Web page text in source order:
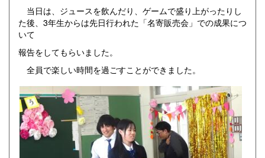
当日は、ジュースを飲んだり、ゲームで盛り上がったりし
た後、3年生からは先日行われた「名寄販売会」での成果につ
いて
報告をしてもらいました。
全員で楽しい時間を過ごすことができました。